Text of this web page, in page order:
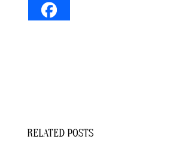
RELATED POSTS